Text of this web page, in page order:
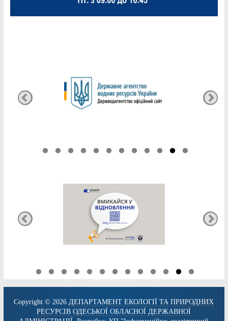
Copyright © 2026ДЕПАРТАМЕНТ ЕКОЛОГІЇ ТА ПРИРОДНИХ
РЕСУРСІВ ОДЕСЬКОЇ ОБЛАСНОЇ ДЕРЖАВНОЇ